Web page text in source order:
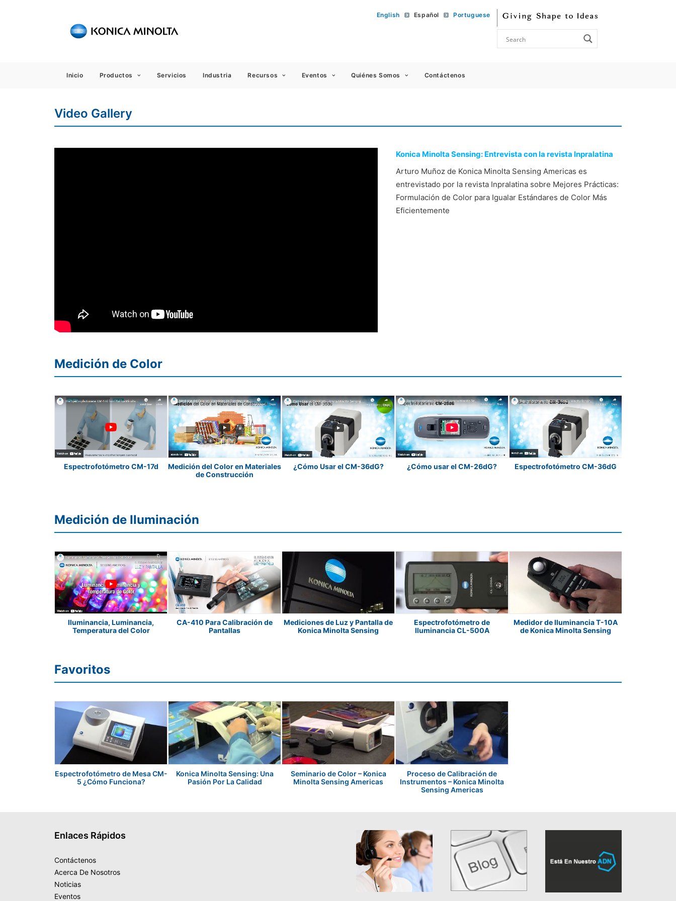
English Español Portuguese
Inicio Productos Servicios Industria Recursos Eventos Quiénes Somos Contáctenos
Video Gallery
Konica Minolta Sensing: Entrevista con la revista Inpralatina
Arturo Muñoz de Konica Minolta Sensing Americas es
entrevistado por la revista Inpralatina sobre Mejores Prácticas:
Formulación de Color para Igualar Estándares de Color Más
Eficientemente
Medición de Color
Espectrofotómetro CM-17d
Medición del Color en Materiales
de Construcción
¿Cómo Usar el CM-36dG? ¿Cómo usar el CM-26dG? Espectrofotómetro CM-36dG
Medición de Iluminación
Iluminancia, Luminancia,
Temperatura del Color
CA-410 Para Calibración de
Pantallas
Mediciones de Luz y Pantalla de
Konica Minolta Sensing
Espectrofotómetro de
Iluminancia CL-500A
Medidor de Iluminancia T-10A
de Konica Minolta Sensing
Favoritos
Espectrofotómetro de Mesa CM-
5 ¿Cómo Funciona?
Konica Minolta Sensing: Una
Pasión Por La Calidad
Seminario de Color – Konica
Minolta Sensing Americas
Proceso de Calibración de
Instrumentos – Konica Minolta
Sensing Americas
Enlaces Rápidos
Contáctenos
Acerca De Nosotros
Noticias
Eventos